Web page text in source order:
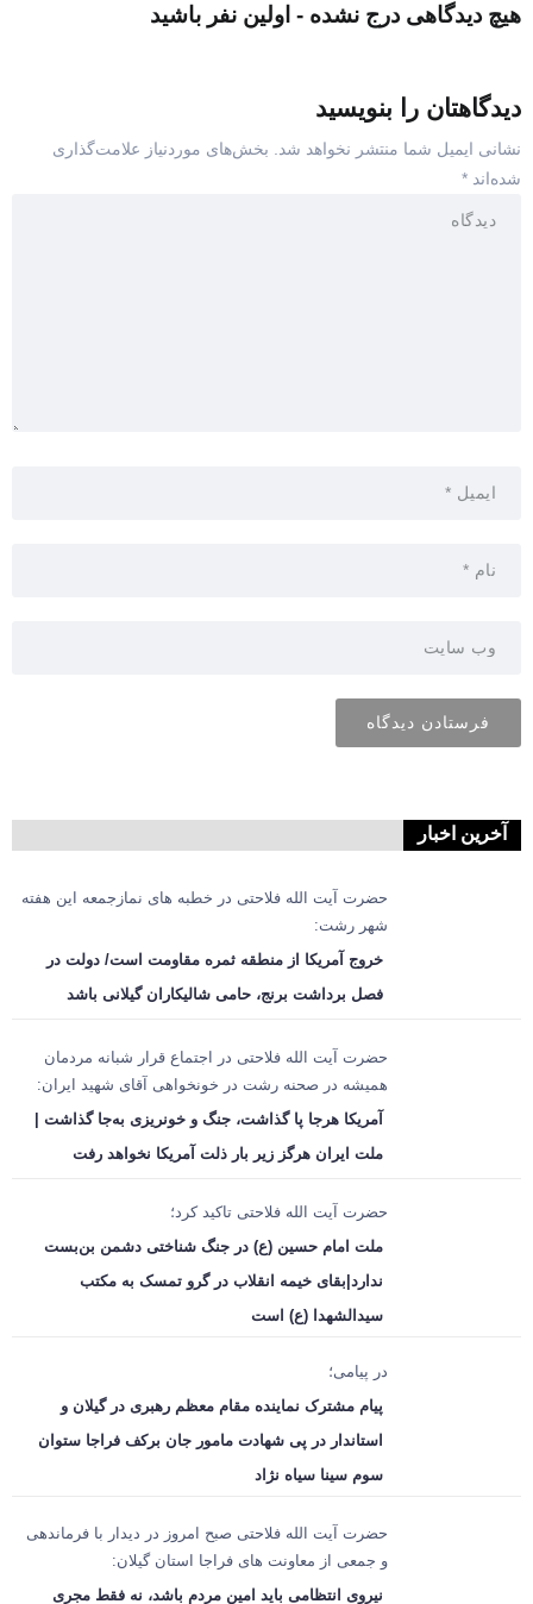
هیچ دیدگاهی درج نشده - اولین نفر باشید
دیدگاهتان را بنویسید
نشانی ایمیل شما منتشر نخواهد شد.
بخش‌های موردنیاز علامت‌گذاری
شده‌اند *
آخرین اخبار
حضرت آیت الله فلاحتی در خطبه های نمازجمعه این هفته
شهر رشت:
خروج آمریکا از منطقه ثمره مقاومت است/ دولت در
فصل برداشت برنج، حامی شالیکاران گیلانی باشد
حضرت آیت الله فلاحتی در اجتماع قرار شبانه مردمان
همیشه در صحنه رشت در خونخواهی آقای شهید ایران:
آمریکا هرجا پا گذاشت، جنگ و خونریزی به‌جا گذاشت |
ملت ایران هرگز زیر بار ذلت آمریکا نخواهد رفت
حضرت آیت الله فلاحتی تاکید کرد؛
ملت امام حسین (ع) در جنگ شناختی دشمن بن‌بست
ندارد|بقای خیمه انقلاب در گرو تمسک به مکتب
سیدالشهدا (ع) است
در پیامی؛
پیام مشترک نماینده مقام معظم رهبری در گیلان و
استاندار در پی شهادت مامور جان برکف فراجا ستوان
سوم سینا سیاه نژاد
حضرت آیت الله فلاحتی صبح امروز در دیدار با فرماندهی
و جمعی از معاونت های فراجا استان گیلان:
نیروی انتظامی باید امین مردم باشد، نه فقط مجری